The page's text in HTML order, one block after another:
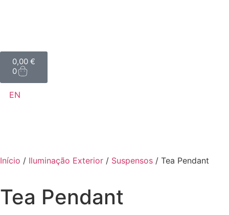
0,00 €
0
EN
Início / Iluminação Exterior / Suspensos / Tea Pendant
Tea Pendant